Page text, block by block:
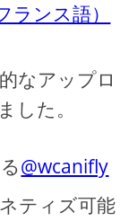
ンス語）
なアップロ
した。
@wcanifly
ティズ可能